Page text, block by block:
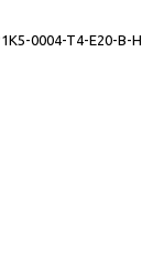
0004-T4-E20-B-H